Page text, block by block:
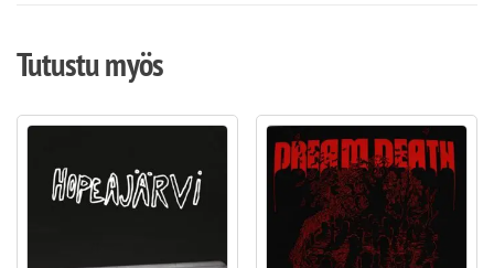
Tutustu myös